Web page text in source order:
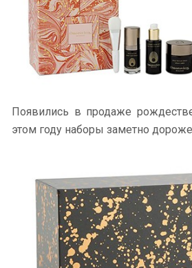
Появились в продаже
этом году наборы заметно